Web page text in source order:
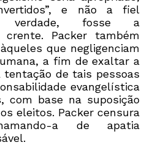
e não a fiel
verdade, fosse a
crente. Packer também
que negligenciam
a fim de exaltar a
tentação de tais pessoas
evangelística
com base na suposição
eleitos. Packer censura
a de apatia